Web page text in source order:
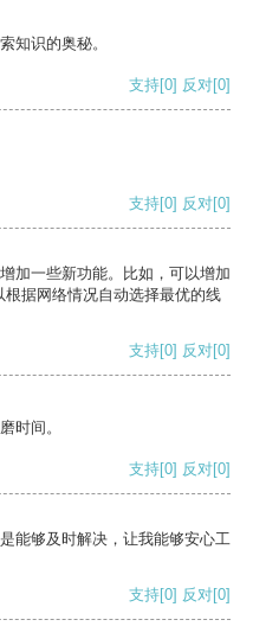
知识的奥秘。
支持[0] 反对[0]
支持[0] 反对[0]
加一些新功能。比如，可以增加
据网络情况自动选择最优的线
支持[0] 反对[0]
时间。
支持[0] 反对[0]
能够及时解决，让我能够安心工
支持[0] 反对[0]